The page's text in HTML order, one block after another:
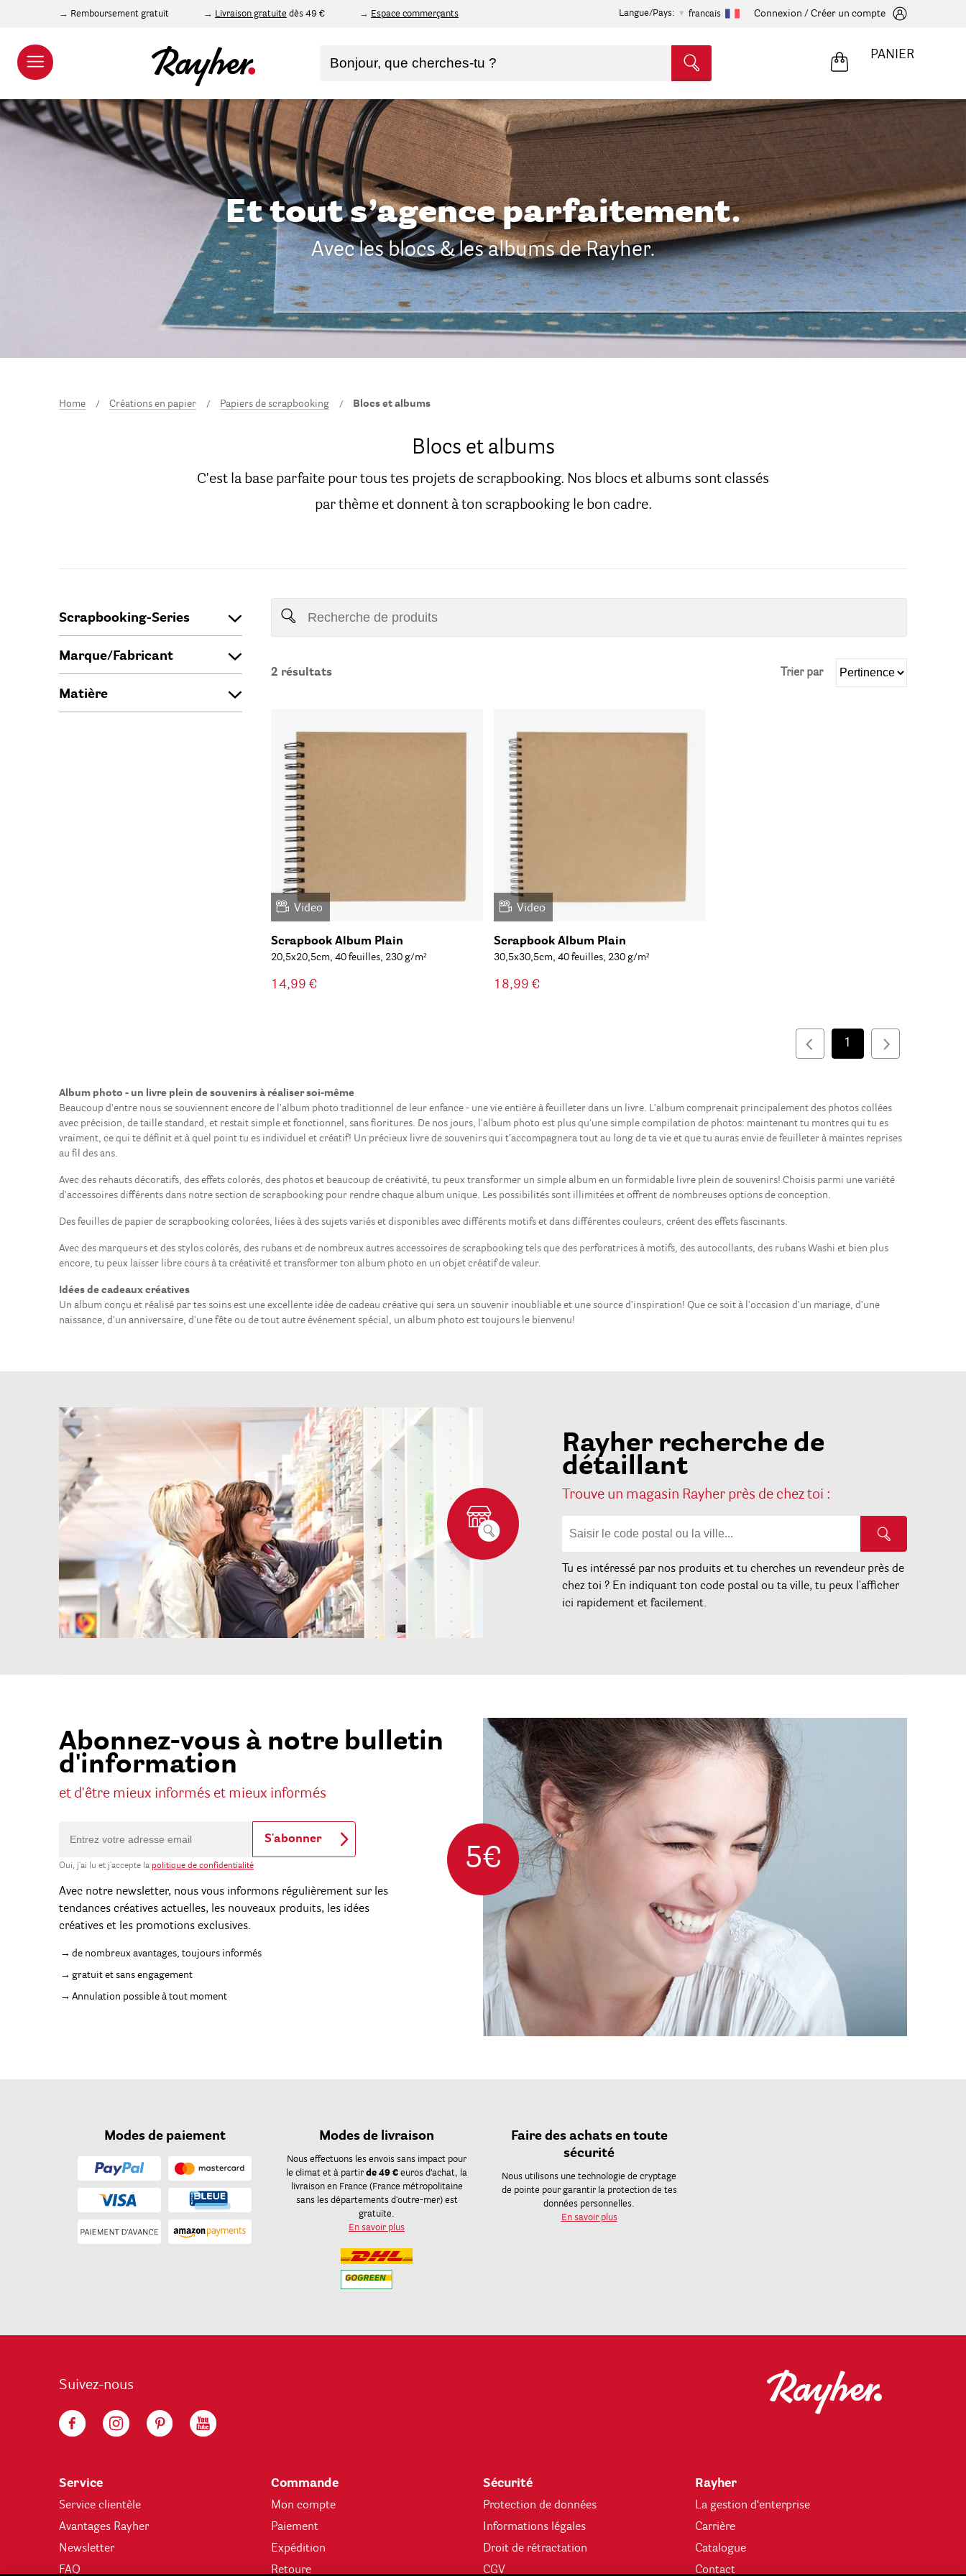
Remboursement gratuit Livraison gratuite dès 49 € Espace commerçants Langue/Pays: francais Connexion / Créer un compte
PANIER
Et tout s’agence parfaitement.
Avec les blocs & les albums de Rayher.
Home Créations en papier Papiers de scrapbooking Blocs et albums
Blocs et albums
C'est la base parfaite pour tous tes projets de scrapbooking. Nos blocs et albums sont classés
par thème et donnent à ton scrapbooking le bon cadre.
Scrapbooking-Series
Marque/Fabricant
Matière
2 résultats Trier par
Video
Scrapbook Album Plain
20,5x20,5cm, 40 feuilles, 230 g/m²
14,99 €
Video
Scrapbook Album Plain
30,5x30,5cm, 40 feuilles, 230 g/m²
18,99 €
1
Album photo - un livre plein de souvenirs à réaliser soi-même
Beaucoup d'entre nous se souviennent encore de l'album photo traditionnel de leur enfance - une vie entière à feuilleter dans un livre. L'album comprenait principalement des photos collées
avec précision, de taille standard, et restait simple et fonctionnel, sans fioritures. De nos jours, l'album photo est plus qu'une simple compilation de photos: maintenant tu montres qui tu es
vraiment, ce qui te définit et à quel point tu es individuel et créatif! Un précieux livre de souvenirs qui t’accompagnera tout au long de ta vie et que tu auras envie de feuilleter à maintes reprises
au fil des ans.
Avec des rehauts décoratifs, des effets colorés, des photos et beaucoup de créativité, tu peux transformer un simple album en un formidable livre plein de souvenirs! Choisis parmi une variété
d'accessoires différents dans notre section de scrapbooking pour rendre chaque album unique. Les possibilités sont illimitées et offrent de nombreuses options de conception.
Des feuilles de papier de scrapbooking colorées, liées à des sujets variés et disponibles avec différents motifs et dans différentes couleurs, créent des effets fascinants.
Avec des marqueurs et des stylos colorés, des rubans et de nombreux autres accessoires de scrapbooking tels que des perforatrices à motifs, des autocollants, des rubans Washi et bien plus
encore, tu peux laisser libre cours à ta créativité et transformer ton album photo en un objet créatif de valeur.
Idées de cadeaux créatives
Un album conçu et réalisé par tes soins est une excellente idée de cadeau créative qui sera un souvenir inoubliable et une source d'inspiration! Que ce soit à l'occasion d'un mariage, d'une
naissance, d'un anniversaire, d'une fête ou de tout autre événement spécial, un album photo est toujours le bienvenu!
Rayher recherche de
détaillant
Trouve un magasin Rayher près de chez toi :
Tu es intéressé par nos produits et tu cherches un revendeur près de
chez toi ? En indiquant ton code postal ou ta ville, tu peux l'afficher
ici rapidement et facilement.
5€
Abonnez-vous à notre bulletin
d'information
et d'être mieux informés et mieux informés
S'abonner
Oui, j'ai lu et j'accepte la politique de confidentialité
Avec notre newsletter, nous vous informons régulièrement sur les
tendances créatives actuelles, les nouveaux produits, les idées
créatives et les promotions exclusives.
de nombreux avantages, toujours informés
gratuit et sans engagement
Annulation possible à tout moment
Modes de paiement Modes de livraison
Nous effectuons les envois sans impact pour
le climat et à partir de 49 € euros d’achat, la
livraison en France (France métropolitaine
sans les départements d'outre-mer) est
gratuite.
En savoir plus
Faire des achats en toute
sécurité
Nous utilisons une technologie de cryptage
de pointe pour garantir la protection de tes
données personnelles.
En savoir plus
Suivez-nous
Service
Service clientèle
Avantages Rayher
Newsletter
FAQ
Commande
Mon compte
Paiement
Expédition
Retoure
Sécurité
Protection de données
Informations légales
Droit de rétractation
CGV
Rayher
La gestion d‘enterprise
Carrière
Catalogue
Contact